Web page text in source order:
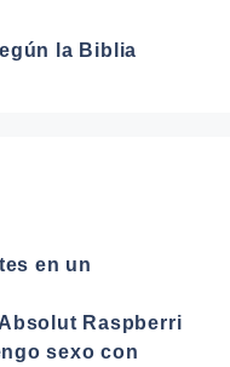
la Biblia
en un
Raspberri
sexo con